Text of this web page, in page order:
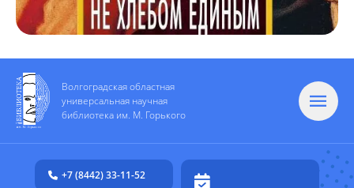
Волгоградская областная
универсальная научная
библиотека им. М. Горького
+7 (8442) 33-11-52